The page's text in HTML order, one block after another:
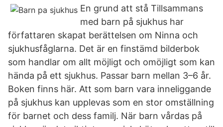
En grund att stå Tillsammans
med barn på sjukhus har
författaren skapat berättelsen om Ninna och
sjukhusfåglarna. Det är en finstämd bilderbok
som handlar om allt möjligt och omöjligt som kan
hända på ett sjukhus. Passar barn mellan 3–6 år.
Boken finns här. Att som barn vara inneliggande
på sjukhus kan upplevas som en stor omställning
för barnet och dess familj. När barn vårdas på